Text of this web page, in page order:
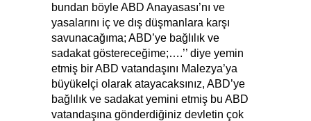
bundan böyle ABD Anayasası’nı ve
yasalarını iç ve dış düşmanlara karşı
savunacağıma; ABD’ye bağlılık ve
sadakat göstereceğime;….’’ diye yemin
etmiş bir ABD vatandaşını Malezya’ya
büyükelçi olarak atayacaksınız, ABD’ye
bağlılık ve sadakat yemini etmiş bu ABD
vatandaşına gönderdiğiniz devletin çok